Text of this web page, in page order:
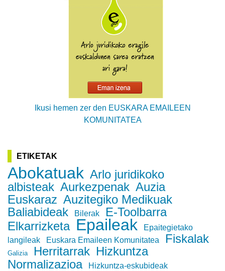
Ikusi hemen zer den EUSKARA EMAILEEN
KOMUNITATEA
ETIKETAK
Abokatuak Arlo juridikoko
albisteak Aurkezpenak Auzia
Euskaraz Auzitegiko Medikuak
Baliabideak
Bilerak
E-Toolbarra
Elkarrizketa Epaileak
Epaitegietako
langileak
Euskara Emaileen Komunitatea Fiskalak
Galizia Herritarrak Hizkuntza
Normalizazioa
Hizkuntza-eskubideak